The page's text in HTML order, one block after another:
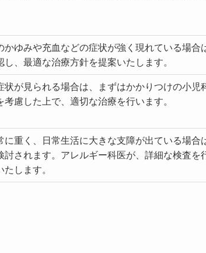
かゆみや充血などの症状が強く現れている場合
、最適な治療方針を提案いたします。
状が見られる場合は、まずはかかりつけの小児
慮した上で、適切な治療を行います。
に重く、日常生活に大きな支障が出ている場合
討されます。アレルギー科医が、詳細な検査
します。